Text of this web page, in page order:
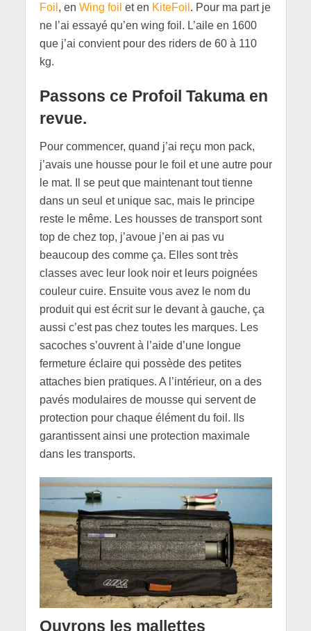
Foil , en Wing foil et en KiteFoil . Pour ma part je
ne l’ai essayé qu’en wing foil. L’aile en 1600
que j’ai convient pour des riders de 60 à 110
kg.
Passons ce Profoil Takuma en
revue.
Pour commencer, quand j’ai reçu mon pack,
j’avais une housse pour le foil et une autre pour
le mat. Il se peut que maintenant tout tienne
dans un seul et unique sac, mais le principe
reste le même. Les housses de transport sont
top de chez top, j’avoue j’en ai pas vu
beaucoup des comme ça. Elles sont très
classes avec leur look noir et leurs poignées
couleur cuire. Ensuite vous avez le nom du
produit qui est écrit sur le devant à gauche, ça
aussi c’est pas chez toutes les marques. Les
sacoches s’ouvrent à l’aide d’une longue
fermeture éclaire qui possède des petites
attaches bien pratiques. A l’intérieur, on a des
pavés modulaires de mousse qui servent de
protection pour chaque élément du foil. Ils
garantissent ainsi une protection maximale
dans les transports.
Ouvrons les mallettes